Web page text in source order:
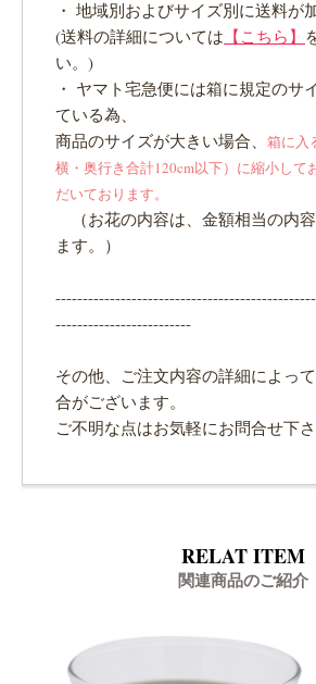
・ 地域別およびサイズ別に送料が
(送料の詳細については 【こちら】
い。)
・ ヤマト宅急便には箱に規定のサ
ている為、
商品のサイズが大きい場合、 箱に入
横・奥行き合計120cm以下）に縮小して
だいております。
（お花の内容は、金額相当の内
ます。）
-------------------------
その他、ご注文内容の詳細によっ
合がございます。
ご不明な点はお気軽にお問合せ下さ
RELAT ITEM
関連商品のご紹介